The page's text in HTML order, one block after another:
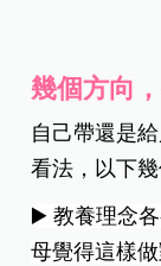
幾個方向
自己帶還是
看法，以下
▶️ 教養理念
母覺得這樣